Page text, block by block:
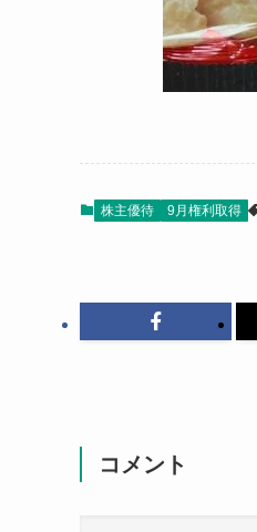
株主優待 9月権利取得
コメント